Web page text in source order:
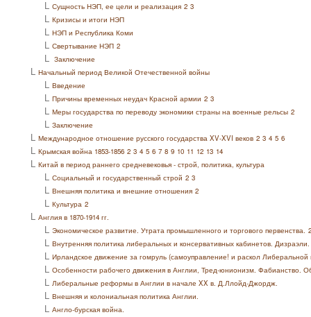
L Сущность НЭП, ее цели и реализация 2 3
L Кризисы и итоги НЭП
L НЭП и Республика Коми
L Свертывание НЭП 2
L Заключение
L Начальный период Великой Отечественной войны
L Введение
L Причины временных неудач Красной армии 2 3
L Меры государства по переводу экономики страны на военные рельсы 2
L Заключение
L Международное отношение русского государства XV-XVI веков 2 3 4 5 6
L Крымская война 1853-1856 2 3 4 5 6 7 8 9 10 11 12 13 14
L Китай в период раннего средневековья - строй, политика, культура
L Социальный и государственный строй 2 3
L Внешняя политика и внешние отношения 2
L Культура 2
L Англия в 1870-1914 гг.
L Экономическое развитие. Утрата промышленного и торгового первенства. 2
L Внутренняя политика либеральных и консервативных кабинетов. Дизраэли.
L Ирландское движение за гомруль (самоуправление! и раскол Либеральной
L Особенности рабочего движения в Англии, Тред-юнионизм. Фабианство.
L Либеральные реформы в Англии в начале XX в. Д.Ллойд-Джордж.
L Внешняя и колониальная политика Англии.
L Англо-бурская война.